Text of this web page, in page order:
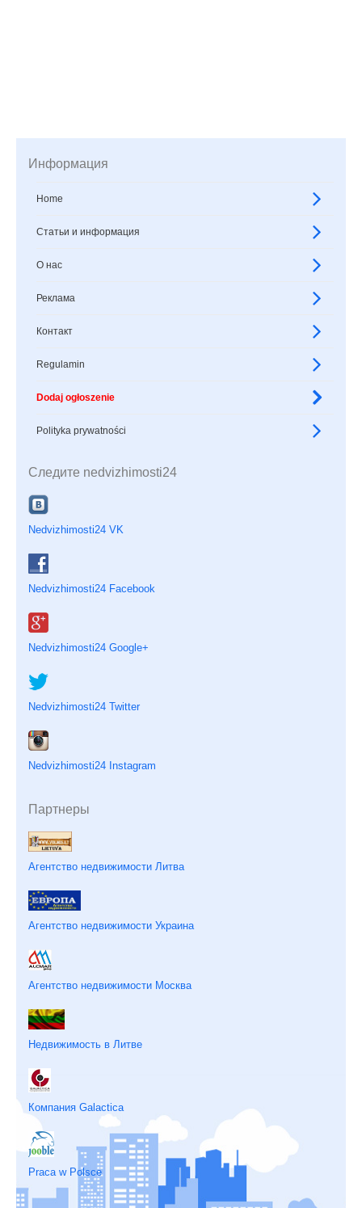
Информация
Home
Статьи и информация
О нас
Реклама
Контакт
Regulamin
Dodaj ogłoszenie
Polityka prywatności
Следите nedvizhimosti24
Nedvizhimosti24 VK
Nedvizhimosti24 Facebook
Nedvizhimosti24 Google+
Nedvizhimosti24 Twitter
Nedvizhimosti24 Instagram
Партнеры
Агентство недвижимости Литва
Агентство недвижимости Украина
Агентство недвижимости Москва
Недвижимость в Литве
Компания Galactica
Praca w Polsce